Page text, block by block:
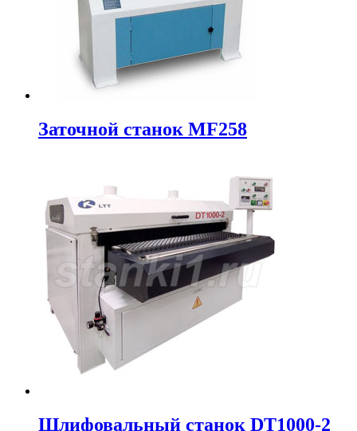
Заточной станок MF258
Шлифовальный станок DT1000-2